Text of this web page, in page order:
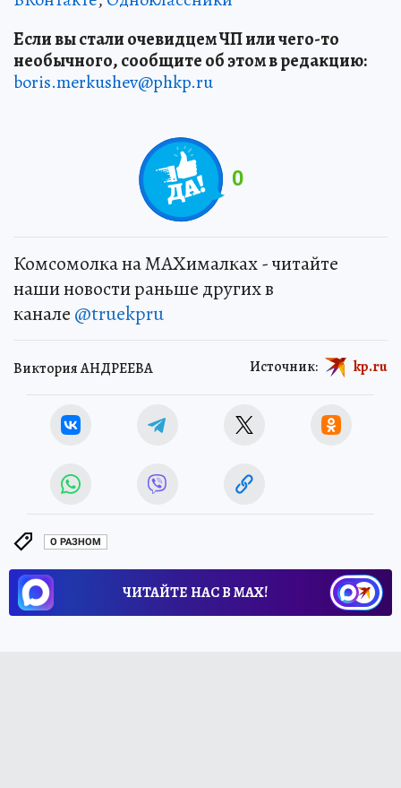
Если вы стали очевидцем ЧП или чего-то
необычного, сообщите об этом в редакцию:
boris.merkushev@phkp.ru
0
Комсомолка на MAXималках - читайте
наши новости раньше других в
канале @truekpru
Виктория АНДРЕЕВА Источник: kp.ru
О РАЗНОМ
ЧИТАЙТЕ НАС В МАХ!